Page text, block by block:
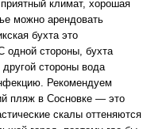
климат, хорошая
можно арендовать
бухта это
одной стороны, бухта
стороны вода
Рекомендуем
пляж в Сосновке — это
скалы оттеняются